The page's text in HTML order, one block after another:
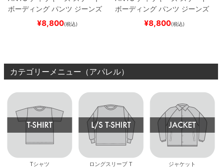
ボーディング パンツ ジーンズ
SLIM FIT 30 LENGTH
スケートボード スケボ
¥8,800(税込)
ボーディング パンツ ジーンズ
SLIM FIT 30 LENGTH
スケートボード スケボー
¥8,800(税込)
カテゴリーメニュー（アパレル）
Tシャツ ロングスリーブ T ジャケット